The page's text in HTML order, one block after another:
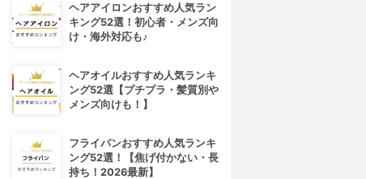
4位
ヘアアイロンおすすめ人気ラン
キング52選！初心者・メンズ向
け・海外対応も♪
ヘアオイルおすすめ人気ランキ
ング52選【プチプラ・髪質別や
メンズ向けも！】
フライパンおすすめ人気ランキ
ング52選！【焦げ付かない・長
持ち！2026最新】